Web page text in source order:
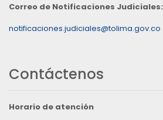
Correo de Notificaciones Judiciales:
notificaciones.judiciales@tolima.gov.co
Contáctenos
Horario de atención